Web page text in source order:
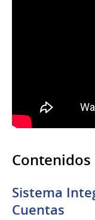
Contenidos
Sistema
Cuentas